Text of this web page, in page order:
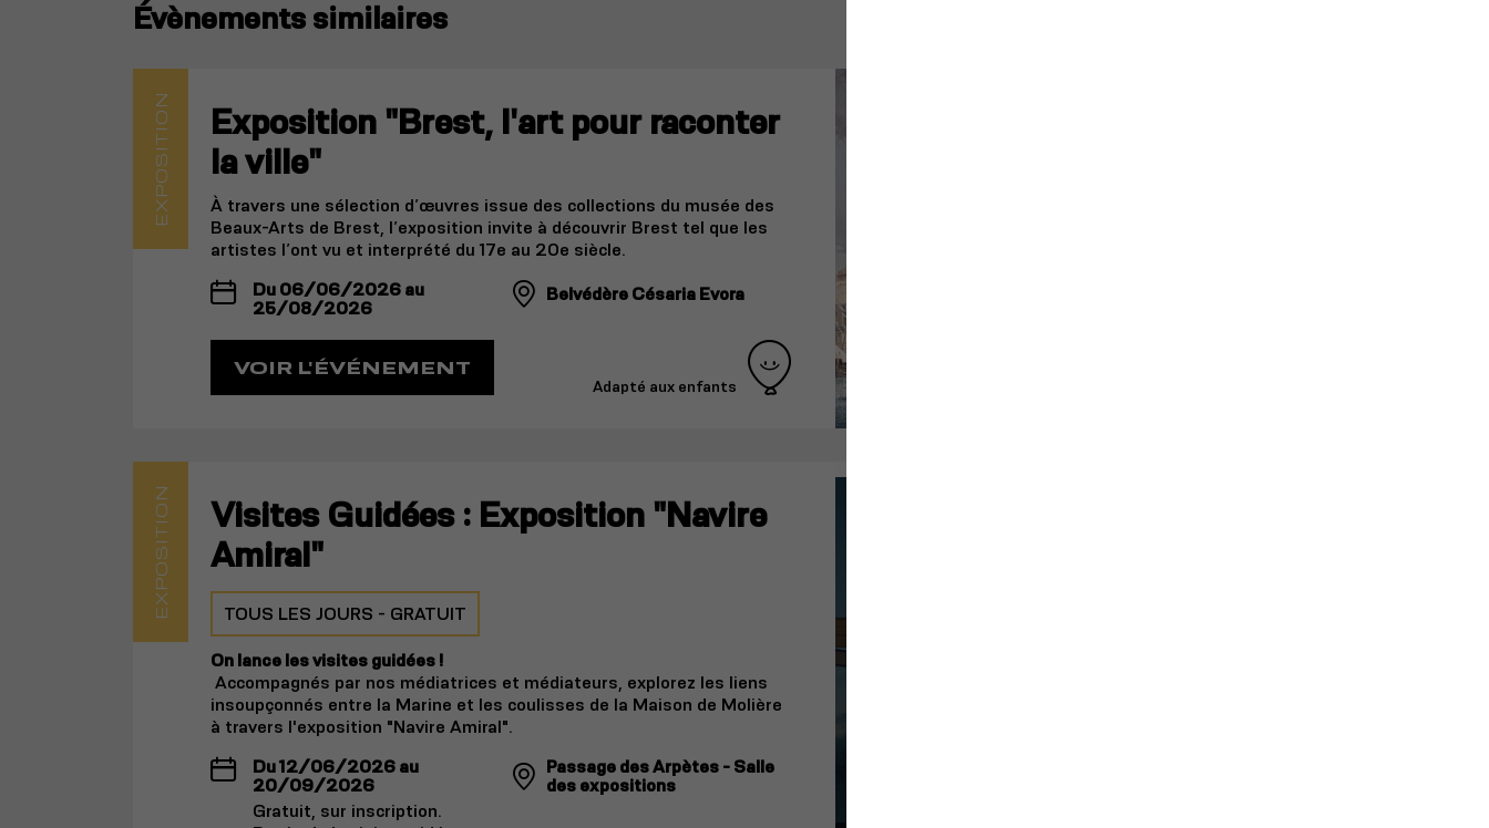
Évènements similaires
EXPOSITION
Exposition "Brest, l'art pour raconter
la ville"
À travers une sélection d’œuvres issue des collections du musée des
Beaux-Arts de Brest, l’exposition invite à découvrir Brest tel que les
artistes l’ont vu et interprété du 17e au 20e siècle.
Du 06/06/2026 au
25/08/2026
Belvédère Césaria Evora
Adapté aux enfants
VOIR L'ÉVÉNEMENT
EXPOSITION
Visites Guidées : Exposition "Navire
Amiral"
TOUS LES JOURS - GRATUIT
On lance les visites guidées !
Accompagnés par nos médiatrices et médiateurs, explorez les liens
insoupçonnés entre la Marine et les coulisses de la Maison de Molière
à travers l'exposition "Navire Amiral".
Du 12/06/2026 au
20/09/2026
Gratuit, sur inscription.
Passage des Arpètes - Salle
des expositions